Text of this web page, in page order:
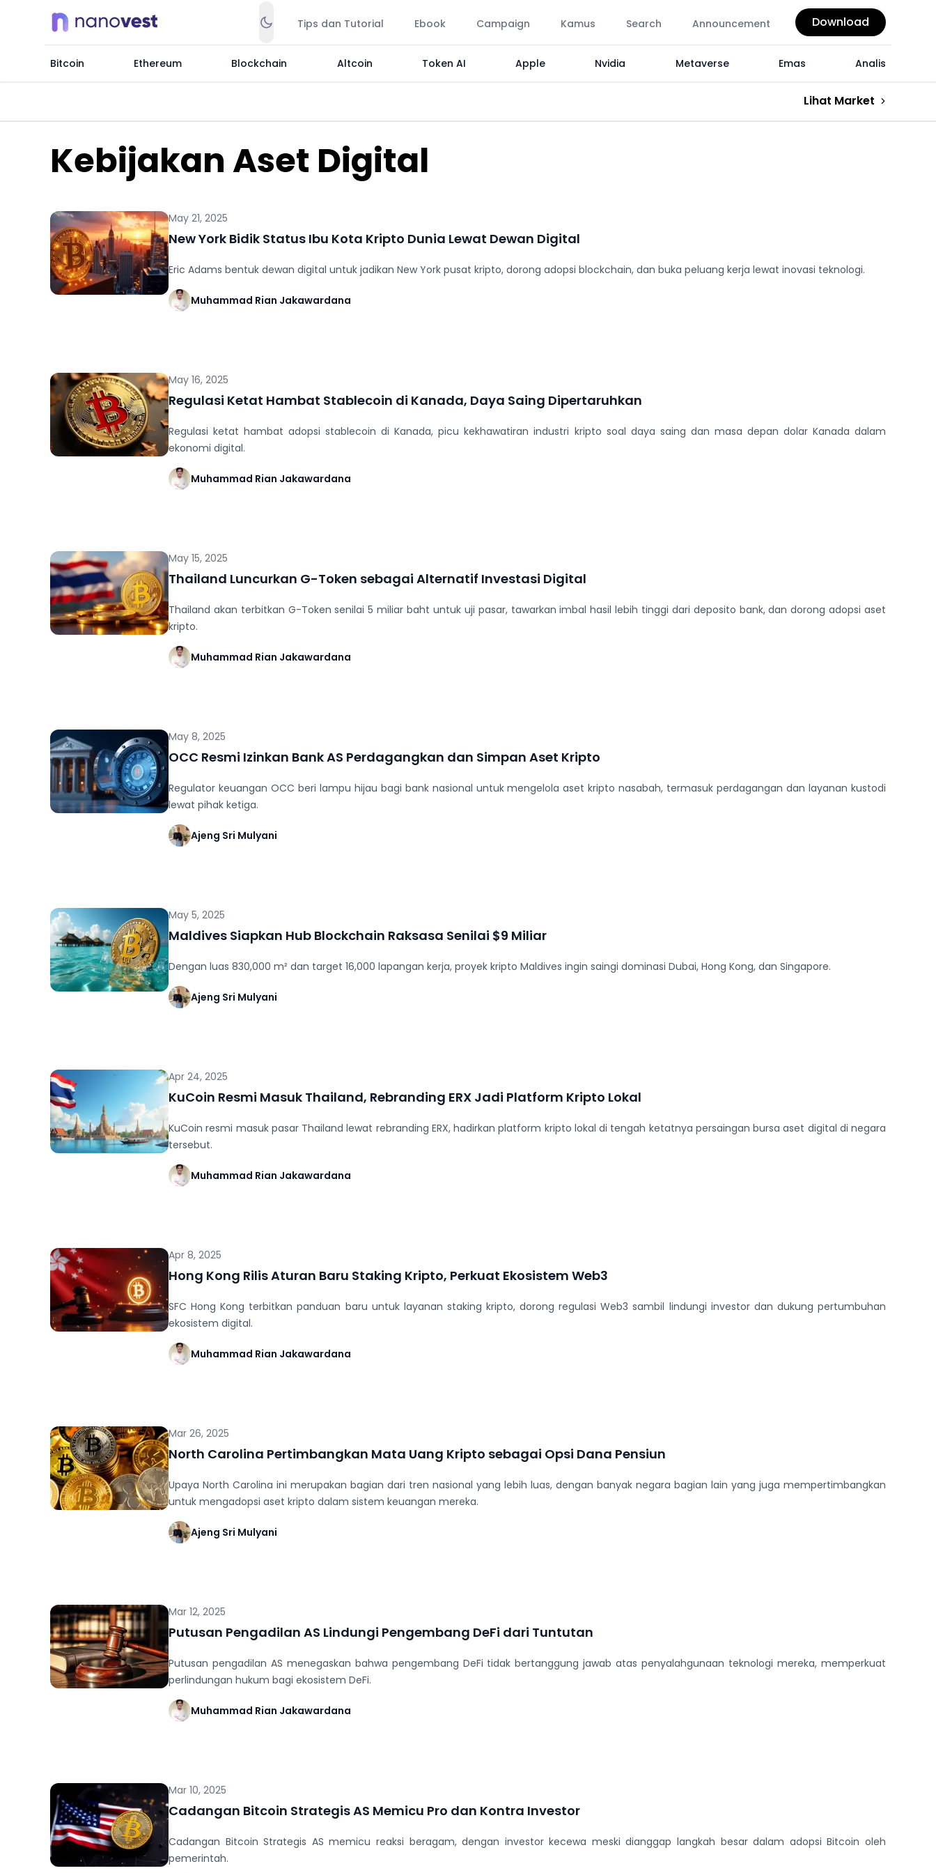
Tips dan Tutorial Ebook Campaign Kamus Search Announcement Download
Bitcoin Ethereum Blockchain Altcoin Token AI Apple Nvidia Metaverse Emas Analis
Lihat Market
Kebijakan Aset Digital
May 21, 2025
New York Bidik Status Ibu Kota Kripto Dunia Lewat Dewan Digital
Eric Adams bentuk dewan digital untuk jadikan New York pusat kripto, dorong adopsi blockchain, dan buka peluang kerja lewat inovasi teknologi.
Muhammad Rian Jakawardana
May 16, 2025
Regulasi Ketat Hambat Stablecoin di Kanada, Daya Saing Dipertaruhkan
Regulasi ketat hambat adopsi stablecoin di Kanada, picu kekhawatiran industri kripto soal daya saing dan masa depan dolar Kanada dalam
ekonomi digital.
Muhammad Rian Jakawardana
May 15, 2025
Thailand Luncurkan G-Token sebagai Alternatif Investasi Digital
Thailand akan terbitkan G-Token senilai 5 miliar baht untuk uji pasar, tawarkan imbal hasil lebih tinggi dari deposito bank, dan dorong adopsi aset
kripto.
Muhammad Rian Jakawardana
May 8, 2025
OCC Resmi Izinkan Bank AS Perdagangkan dan Simpan Aset Kripto
Regulator keuangan OCC beri lampu hijau bagi bank nasional untuk mengelola aset kripto nasabah, termasuk perdagangan dan layanan kustodi
lewat pihak ketiga.
Ajeng Sri Mulyani
May 5, 2025
Maldives Siapkan Hub Blockchain Raksasa Senilai $9 Miliar
Dengan luas 830,000 m² dan target 16,000 lapangan kerja, proyek kripto Maldives ingin saingi dominasi Dubai, Hong Kong, dan Singapore.
Ajeng Sri Mulyani
Apr 24, 2025
KuCoin Resmi Masuk Thailand, Rebranding ERX Jadi Platform Kripto Lokal
KuCoin resmi masuk pasar Thailand lewat rebranding ERX, hadirkan platform kripto lokal di tengah ketatnya persaingan bursa aset digital di negara
tersebut.
Muhammad Rian Jakawardana
Apr 8, 2025
Hong Kong Rilis Aturan Baru Staking Kripto, Perkuat Ekosistem Web3
SFC Hong Kong terbitkan panduan baru untuk layanan staking kripto, dorong regulasi Web3 sambil lindungi investor dan dukung pertumbuhan
ekosistem digital.
Muhammad Rian Jakawardana
Mar 26, 2025
North Carolina Pertimbangkan Mata Uang Kripto sebagai Opsi Dana Pensiun
Upaya North Carolina ini merupakan bagian dari tren nasional yang lebih luas, dengan banyak negara bagian lain yang juga mempertimbangkan
untuk mengadopsi aset kripto dalam sistem keuangan mereka.
Ajeng Sri Mulyani
Mar 12, 2025
Putusan Pengadilan AS Lindungi Pengembang DeFi dari Tuntutan
Putusan pengadilan AS menegaskan bahwa pengembang DeFi tidak bertanggung jawab atas penyalahgunaan teknologi mereka, memperkuat
perlindungan hukum bagi ekosistem DeFi.
Muhammad Rian Jakawardana
Mar 10, 2025
Cadangan Bitcoin Strategis AS Memicu Pro dan Kontra Investor
Cadangan Bitcoin Strategis AS memicu reaksi beragam, dengan investor kecewa meski dianggap langkah besar dalam adopsi Bitcoin oleh
pemerintah.